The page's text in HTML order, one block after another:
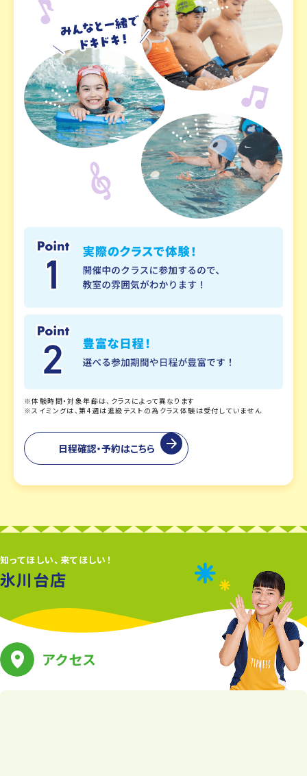
※体験時間・対象年齢は、クラスによって異なります
※スイミングは、第4週は進級テストの為クラス体験は受付していません
日程確認・予約はこちら
知ってほしい、来てほしい！
氷川台店
アクセス